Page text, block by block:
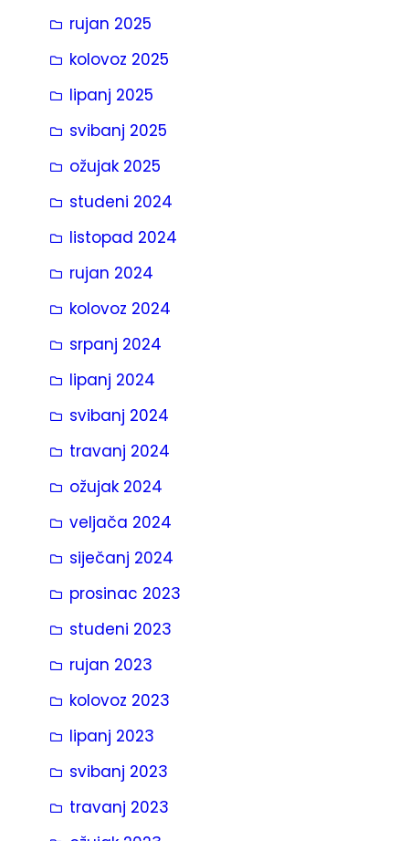
rujan 2025
kolovoz 2025
lipanj 2025
svibanj 2025
ožujak 2025
studeni 2024
listopad 2024
rujan 2024
kolovoz 2024
srpanj 2024
lipanj 2024
svibanj 2024
travanj 2024
ožujak 2024
veljača 2024
siječanj 2024
prosinac 2023
studeni 2023
rujan 2023
kolovoz 2023
lipanj 2023
svibanj 2023
travanj 2023